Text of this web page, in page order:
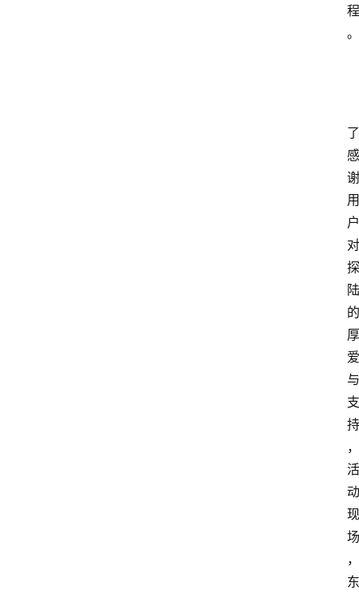
程
。
了
感
谢
用
户
对
探
陆
的
厚
爱
与
支
持
，
活
动
现
场
，
东